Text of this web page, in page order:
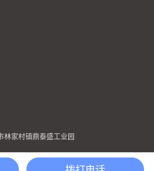
林家村镇鼎泰盛工业园